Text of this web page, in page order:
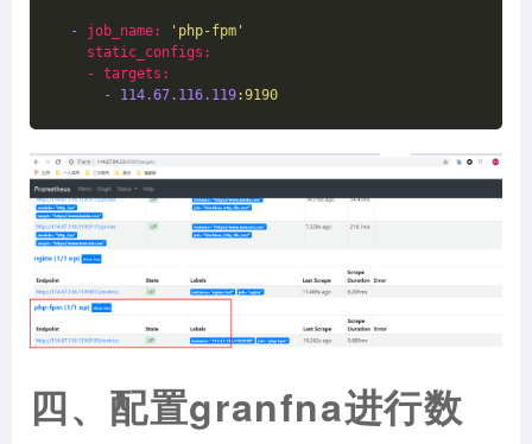
- job_name:
'php-fpm'
static_configs:
    - targets:
-
114.67.116.119:9190
四、配置granfna进行数